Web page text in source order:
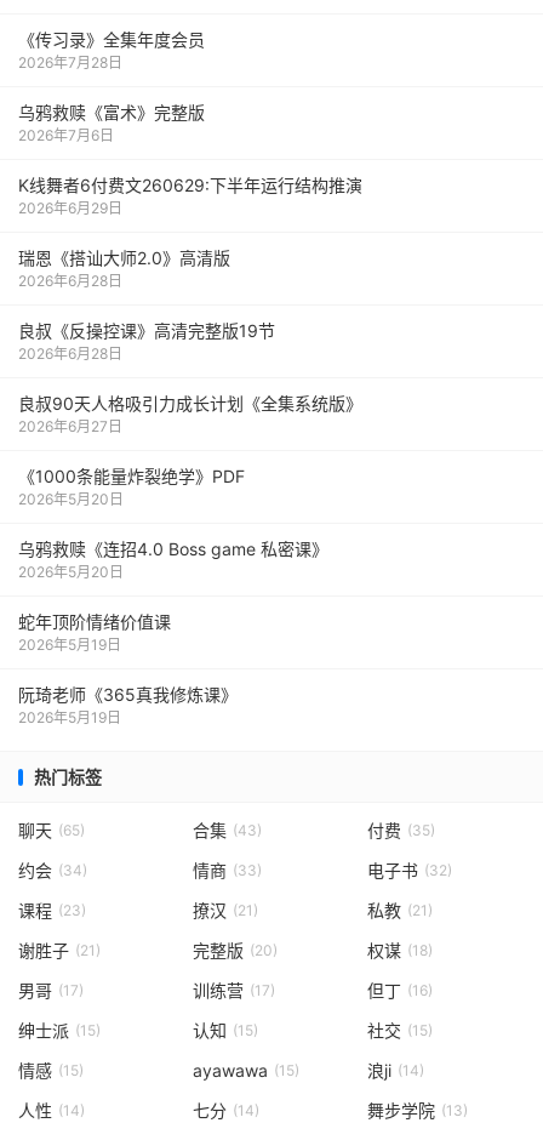
《传习录》全集年度会员
2026年7月28日
乌鸦救赎《富术》完整版
2026年7月6日
K线舞者6付费文260629:下半年运行结构推演
2026年6月29日
瑞恩《搭讪大师2.0》高清版
2026年6月28日
良叔《反操控课》高清完整版19节
2026年6月28日
良叔90天人格吸引力成长计划《全集系统版》
2026年6月27日
《1000‮能条‬‎量‮裂炸‬‎绝学》PDF
2026年5月20日
乌鸦救赎《连招4.0 Boss game 私密课》
2026年5月20日
蛇年顶阶情绪价值课
2026年5月19日
阮琦老师《365真我修炼课》
2026年5月19日
热门标签
聊天 (65) 合集 (43) 付费 (35)
约会 (34) 情商 (33) 电子书 (32)
课程 (23) 撩汉 (21) 私教 (21)
谢胜子 (21) 完整版 (20) 权谋 (18)
男哥 (17) 训练营 (17) 但丁 (16)
绅士派 (15) 认知 (15) 社交 (15)
情感 (15) ayawawa (15) 浪ji (14)
人性 (14) 七分 (14) 舞步学院 (13)